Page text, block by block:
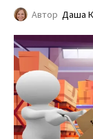
Автор Даша